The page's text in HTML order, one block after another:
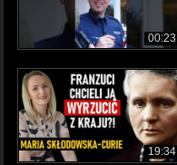
00:23
19:34